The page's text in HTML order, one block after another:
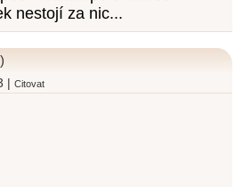
nestojí za nic...
|Citovat